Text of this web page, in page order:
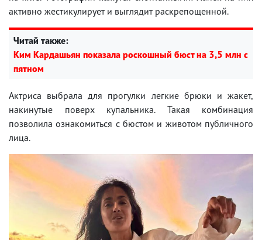
активно жестикулирует и выглядит раскрепощенной.
Читай также:
Ким Кардашьян показала роскошный бюст на 3,5 млн с
пятном
Актриса выбрала для прогулки легкие брюки и жакет,
накинутые поверх купальника. Такая комбинация
позволила ознакомиться с бюстом и животом публичного
лица.